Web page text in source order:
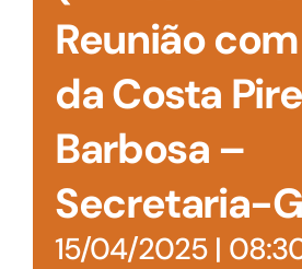
Reunião
da Costa
Barbosa –
Secretaria-
15/04/2025 |